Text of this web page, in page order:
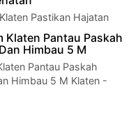
Pastikan Hajatan
Protokol
Darsono Anggot…
Klaten Pantau Paskah
Himbau 5 M
Pantau Paskah
Himbau 5 M Klaten -